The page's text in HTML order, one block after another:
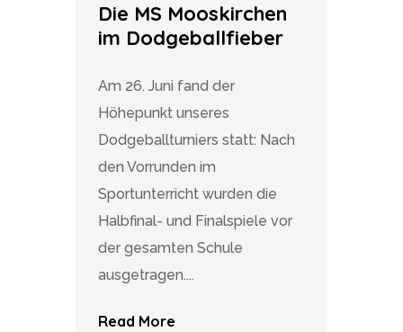
Die MS Mooskirchen
im Dodgeballfieber
Am 26. Juni fand der
Höhepunkt unseres
Dodgeballturniers statt: Nach
den Vorrunden im
Sportunterricht wurden die
Halbfinal- und Finalspiele vor
der gesamten Schule
ausgetragen....
Read More